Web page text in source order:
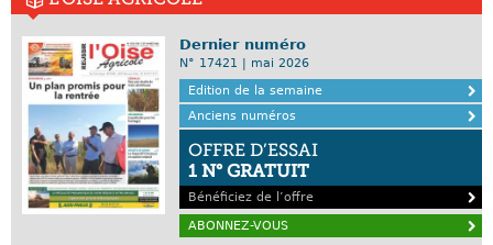
Dernier numéro
N° 17421 | mai 2026
Edition de la semaine
Anciens numéros
OFFRE D’ESSAI
1 N° GRATUIT
Bénéficiez de l’offre
ABONNEZ-VOUS